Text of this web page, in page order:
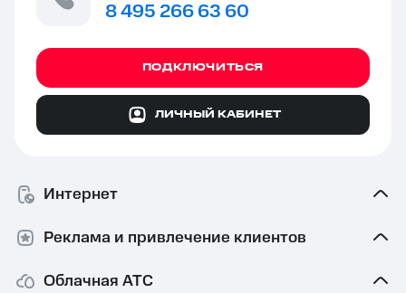
8 495 266 63 60
ПОДКЛЮЧИТЬСЯ
ЛИЧНЫЙ КАБИНЕТ
Интернет
Реклама и привлечение клиентов
Облачная АТС